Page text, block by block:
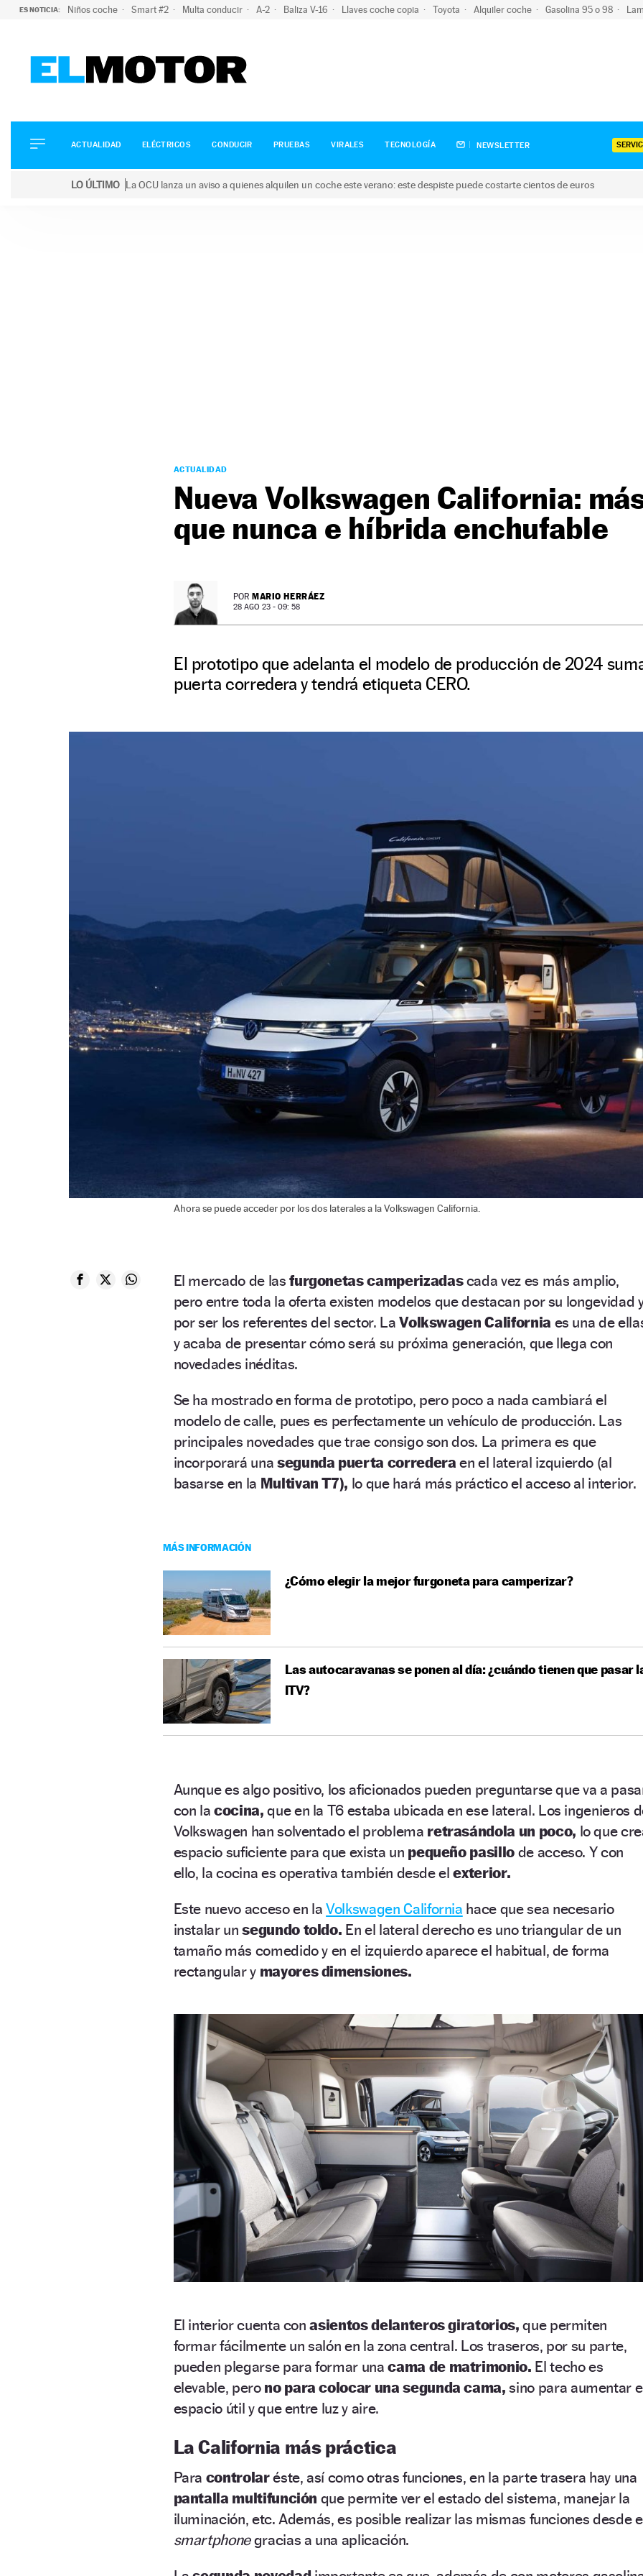
ES NOTICIA: Niños coche Smart #2 Multa conducir A-2 Baliza V-16 Llaves coche copia Toyota Alquiler coche Gasolina 95 o 98
ELÉCTRICOS
CONDUCIR
ACTUALIDAD ELÉCTRICOS CONDUCIR PRUEBAS VIRALES TECNOLOGÍA NEWSLETTER
LO ÚLTIMO La OCU lanza un aviso a quienes alquilen un coche este verano: este despiste puede costarte cientos de euros
ACTUALIDAD
Nueva Volkswagen California:
que nunca e híbrida enchufable
POR MARIO HERRÁEZ
28 AGO 23 - 09: 58
El prototipo que adelanta el modelo de producción de 2024
puerta corredera y tendrá etiqueta CERO.
Ahora se puede acceder por los dos laterales a la Volkswagen California.
El mercado de lasfurgonetas camperizadascada vez es más amplio,
pero entre toda la oferta existen modelos que destacan por su longevidad
por ser los referentes del sector. LaVolkswagen California es una de
y acaba de presentar cómo será su próxima generación, que llega con
novedades inéditas.
Se ha mostrado en forma de prototipo, pero poco a nada cambiará el
modelo de calle, pues es perfectamente un vehículo de producción. Las
principales novedades que trae consigo son dos. La primera es que
incorporará una segunda puerta corredera en el lateral izquierdo (al
basarse en la Multivan T7), lo que hará más práctico el acceso al interior.
MÁS INFORMACIÓN
¿Cómo elegir la mejor furgoneta para camperizar?
Las autocaravanas se ponen al día: ¿cuándo tienen que pasar
ITV?
Aunque es algo positivo, los aficionados pueden preguntarse que va a
con lacocina, que en la T6 estaba ubicada en ese lateral. Los ingenieros
Volkswagen han solventado el problema retrasándola un poco, lo que
espacio suficiente para que exista un pequeño pasillo de acceso. Y con
ello, la cocina es operativa también desde elexterior.
Este nuevo acceso en laVolkswagen California hace que sea necesario
instalar unsegundo toldo. En el lateral derecho es uno triangular de un
tamaño más comedido y en el izquierdo aparece el habitual, de forma
rectangular y mayores dimensiones.
El interior cuenta conasientos delanteros giratorios, que permiten
formar fácilmente un salón en la zona central. Los traseros, por su parte,
pueden plegarse para formar unacama de matrimonio. El techo es
elevable, pero no para colocar una segunda cama, sino para aumentar
espacio útil y que entre luz y aire.
La California más práctica
Para controlaréste, así como otras funciones, en la parte trasera hay una
pantalla multifunción que permite ver el estado del sistema, manejar la
iluminación, etc. Además, es posible realizar las mismas funciones desde
smartphonegracias a una aplicación.